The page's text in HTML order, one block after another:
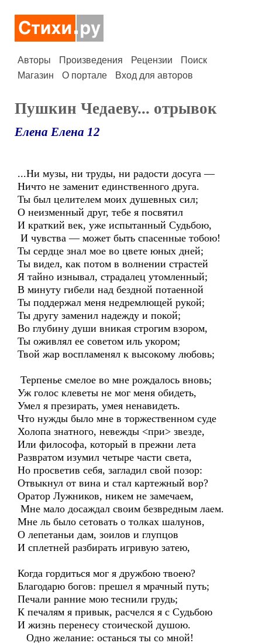
Авторы Произведения Рецензии
Поиск
Магазин
О портале Вход для авторов
Пушкин Чедаеву... отрывок
Елена Елена 12
...Ни музы, ни труды, ни радости досуга —
Ничто не заменит единственного друга.
Ты был целителем моих душевных сил;
О неизменный друг, тебе я посвятил
И краткий век, уже испытанный Судьбою,
И чувства — может быть спасенные тобою!
Ты сердце знал мое во цвете юных дней;
Ты видел, как потом в волнении страстей
Я тайно изнывал, страдалец утомленный;
В минуту гибели над бездной потаенной
Ты поддержал меня недремлющей рукой;
Ты другу заменил надежду и покой;
Во глубину души вникая строгим взором,
Ты оживлял ее советом иль укором;
Твой жар воспламенял к высокому любовь;
Терпенье смелое во мне рождалось вновь;
Уж голос клеветы не мог меня обидеть,
Умел я презирать, умея ненавидеть.
Что нужды было мне в торжественном суде
Холопа знатного, невежды <при> звезде,
Или философа, который в прежни лета
Развратом изумил четыре части света,
Но просветив себя, загладил свой позор:
Отвыкнул от вина и стал картежный вор?
Оратор Лужников, никем не замечаем,
Мне мало досаждал своим безвредным лаем.
Мне ль было сетовать о толках шалунов,
О лепетаньи дам, зоилов и глупцов
И сплетней разбирать игривую затею,
Когда гордиться мог я дружбою твоею?
Благодарю богов: прешел я мрачный путь;
Печали ранние мою теснили грудь;
К печалям я привык, расчелся я с Судьбою
И жизнь перенесу стоической душою.
Одно желание: останься ты со мной!